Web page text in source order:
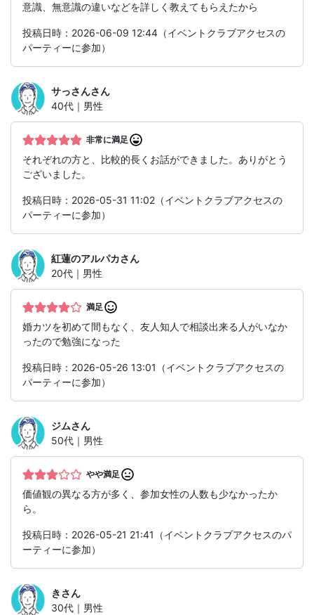
意識、無意識の違いなどを詳しく教えてもらえたから
投稿日時：2026-06-09 12:44（イベントクラブアクセスの
パーティーに参加）
サっさんさん
40代｜男性
非常に満足
それぞれの方と、比較的長くお話ができました。ありがとう
ございました。
投稿日時：2026-05-31 11:02（イベントクラブアクセスの
パーティーに参加）
紅蓮のアルパカさん
20代｜男性
満足
婚カツを初めて間もなく、友人知人で相談出来る人がいなか
ったので勉強になった
投稿日時：2026-05-26 13:01（イベントクラブアクセスの
パーティーに参加）
ジムさん
50代｜男性
やや満足
価値観の異なる方が多く、参加女性の人数も少なかったか
ら。
投稿日時：2026-05-21 21:41（イベントクラブアクセスのパ
ーティーに参加）
きさん
30代｜男性